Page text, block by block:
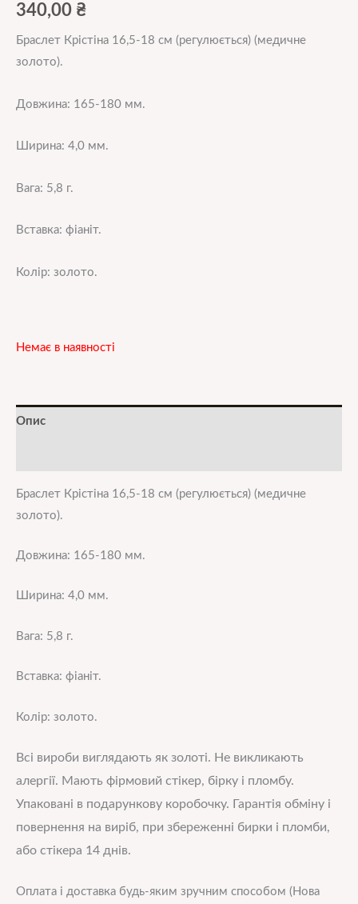
340,00 ₴
Браслет Крістіна 16,5-18 см (регулюється) (медичне
золото).
Довжина: 165-180 мм.
Ширина: 4,0 мм.
Вага: 5,8 г.
Вставка: фіаніт.
Колір: золото.
Немає в наявності
Опис
Браслет Крістіна 16,5-18 см (регулюється) (медичне
золото).
Довжина: 165-180 мм.
Ширина: 4,0 мм.
Вага: 5,8 г.
Вставка: фіаніт.
Колір: золото.
Всі вироби виглядають як золоті. Не викликають
алергії. Мають фірмовий стікер, бірку і пломбу.
Упаковані в подарункову коробочку. Гарантія обміну і
повернення на виріб, при збереженні бирки і пломби,
або стікера 14 днів.
Оплата і доставка будь-яким зручним способом (Нова